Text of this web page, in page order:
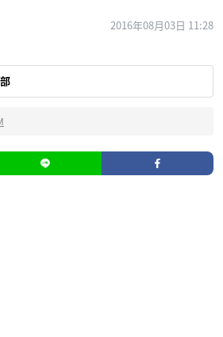
2016年08月03日 11:28